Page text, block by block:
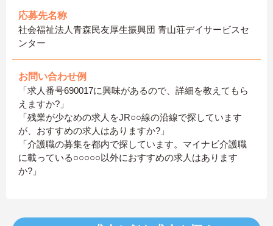
応募先名称
社会福祉法人青森民友厚生振興団 青山荘デイサービスセ
ンター
お問い合わせ例
「求人番号690017に興味があるので、詳細を教えてもら
えますか?」
「残業が少なめの求人をJR○○線の沿線で探しています
が、おすすめの求人はありますか?」
「介護職の募集を都内で探しています。マイナビ介護職
に載っている○○○○○以外におすすめの求人はあります
か?」